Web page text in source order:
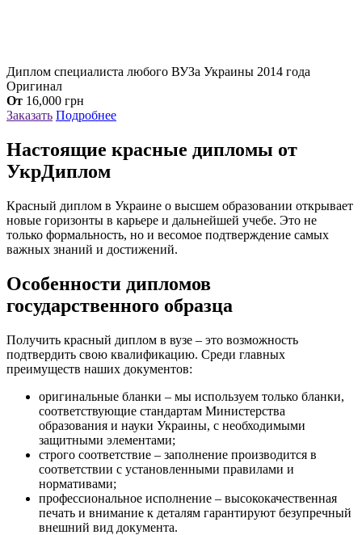
Диплом специалиста любого ВУЗа Украины 2014 года
Оригинал
От 16,000 грн
Заказать Подробнее
Настоящие красные дипломы от
УкрДиплом
Красный диплом в Украине о высшем образовании открывает
новые горизонты в карьере и дальнейшей учебе. Это не
только формальность, но и весомое подтверждение самых
важных знаний и достижений.
Особенности дипломов
государственного образца
Получить красный диплом в вузе – это возможность
подтвердить свою квалификацию. Среди главных
преимуществ наших документов:
оригинальные бланки – мы используем только бланки,
соответствующие стандартам Министерства
образования и науки Украины, с необходимыми
защитными элементами;
строго соответствие – заполнение производится в
соответствии с установленными правилами и
нормативами;
профессиональное исполнение – высококачественная
печать и внимание к деталям гарантируют безупречный
внешний вид документа.